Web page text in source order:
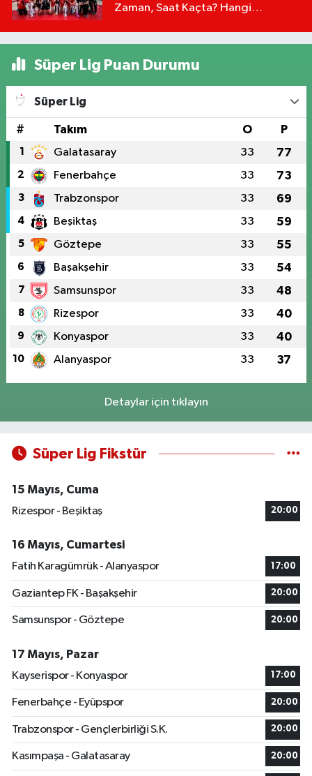
Zaman, Saat Kaçta? Hangi
Süper Lig Puan Durumu
Süper Lig
# Takım O P
1 Galatasaray 33 77
2 Fenerbahçe 33 73
3 Trabzonspor 33 69
4 Beşiktaş 33 59
5 Göztepe 33 55
6 Başakşehir 33 54
7 Samsunspor 33 48
8 Rizespor 33 40
9 Konyaspor 33 40
10 Alanyaspor 33 37
Detaylar için tıklayın
Süper Lig Fikstür
15 Mayıs, Cuma
Rizespor - Beşiktaş
20:00
16 Mayıs, Cumartesi
Fatih Karagümrük - Alanyaspor
17:00
Gaziantep FK - Başakşehir 20:00
Samsunspor - Göztepe 20:00
17 Mayıs, Pazar
Kayserispor - Konyaspor
17:00
Fenerbahçe - Eyüpspor 20:00
Trabzonspor - Gençlerbirliği S.K. 20:00
Kasımpaşa - Galatasaray 20:00